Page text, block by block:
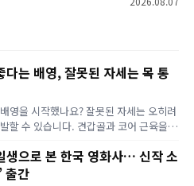
다는 배영, 잘못된 자세는 목 통
영을 시작했나요? 잘못된 자세는 오히려
할 수 있습니다. 견갑골과 코어 근육을
효과를 높이세요.
생으로 본 한국 영화사… 신작 소
출간
진의 취미방 공개를 예고했다. 박서진